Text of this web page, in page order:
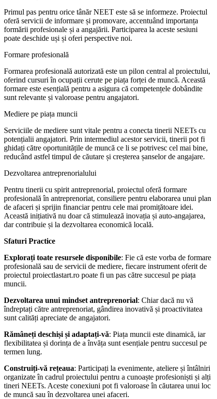
Primul pas pentru orice tânăr NEET este să se informeze. Proiectul
oferă servicii de informare și promovare, accentuând importanța
formării profesionale și a angajării. Participarea la aceste sesiuni
poate deschide uși și oferi perspective noi.
Formare profesională
Formarea profesională autorizată este un pilon central al proiectului,
oferind cursuri în ocupații cerute pe piața forței de muncă. Această
formare este esențială pentru a asigura că competențele dobândite
sunt relevante și valoroase pentru angajatori.
Mediere pe piața muncii
Serviciile de mediere sunt vitale pentru a conecta tinerii NEETs cu
potențialii angajatori. Prin intermediul acestor servicii, tinerii pot fi
ghidați către oportunitățile de muncă ce li se potrivesc cel mai bine,
reducând astfel timpul de căutare și creșterea șanselor de angajare.
Dezvoltarea antreprenorialului
Pentru tinerii cu spirit antreprenorial, proiectul oferă formare
profesională în antreprenoriat, consiliere pentru elaborarea unui plan
de afaceri și sprijin financiar pentru cele mai promițătoare idei.
Această inițiativă nu doar că stimulează inovația și auto-angajarea,
dar contribuie și la dezvoltarea economică locală.
Sfaturi Practice
Explorați toate resursele disponibile: Fie că este vorba de formare
profesională sau de servicii de mediere, fiecare instrument oferit de
proiectul proiectlastart.ro poate fi un pas către succesul pe piața
muncii.
Dezvoltarea unui mindset antreprenorial: Chiar dacă nu vă
îndreptați către antreprenoriat, gândirea inovativă și proactivitatea
sunt calități apreciate de angajatori.
Rămâneți deschiși și adaptați-vă: Piața muncii este dinamică, iar
flexibilitatea și dorința de a învăța sunt esențiale pentru succesul pe
termen lung.
Construiți-vă rețeaua: Participați la evenimente, ateliere și întâlniri
organizate în cadrul proiectului pentru a cunoaște profesioniști și alți
tineri NEETs. Aceste conexiuni pot fi valoroase în căutarea unui loc
de muncă sau în dezvoltarea unei afaceri.